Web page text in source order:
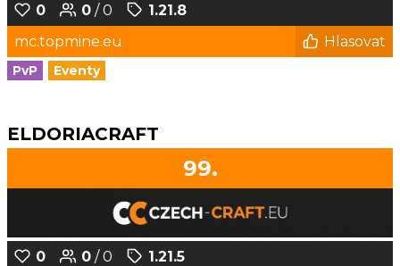
0 0 / 0
1.21.8
mc.topmine.eu
Hlasovat
PvP Eventy
ELDORIACRAFT
99.
0 0 / 0
1.21.5